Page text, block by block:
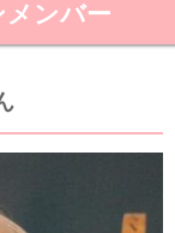
ンバー